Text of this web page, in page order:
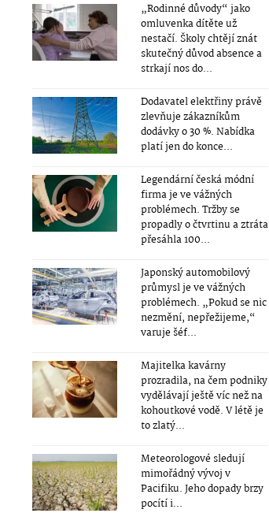
„Rodinné důvody“ jako
omluvenka dítěte už
nestačí. Školy chtějí znát
skutečný důvod absence a
strkají nos do...
Dodavatel elektřiny právě
zlevňuje zákazníkům
dodávky o 30 %. Nabídka
platí jen do konce...
Legendární česká módní
firma je ve vážných
problémech. Tržby se
propadly o čtvrtinu a ztráta
přesáhla 100...
Japonský automobilový
průmysl je ve vážných
problémech. „Pokud se nic
nezmění, nepřežijeme,“
varuje šéf...
Majitelka kavárny
prozradila, na čem podniky
vydělávají ještě víc než na
kohoutkové vodě. V létě je
to zlatý...
Meteorologové sledují
mimořádný vývoj v
Pacifiku. Jeho dopady brzy
pocítí i...